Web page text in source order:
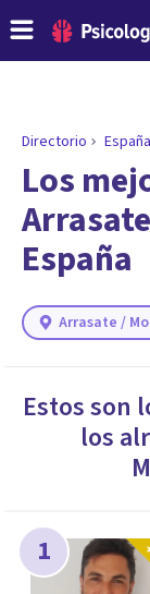
Responde a
necesidades.
Directorio España
Los
España
Arrasate /
Estos son
los
1